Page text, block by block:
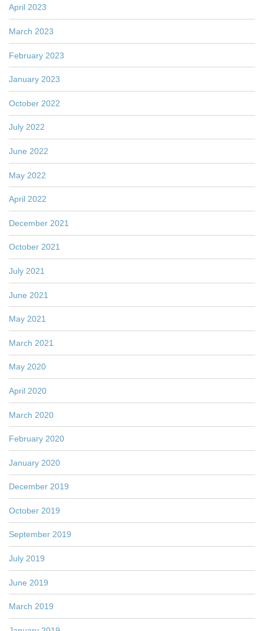
April 2023
March 2023
February 2023
January 2023
October 2022
July 2022
June 2022
May 2022
April 2022
December 2021
October 2021
July 2021
June 2021
May 2021
March 2021
May 2020
April 2020
March 2020
February 2020
January 2020
December 2019
October 2019
September 2019
July 2019
June 2019
March 2019